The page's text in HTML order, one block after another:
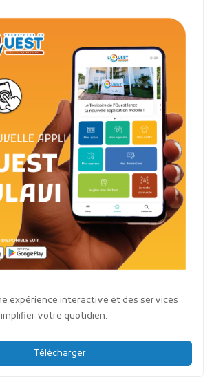
expérience interactive et des services
votre quotidien.
Télécharger